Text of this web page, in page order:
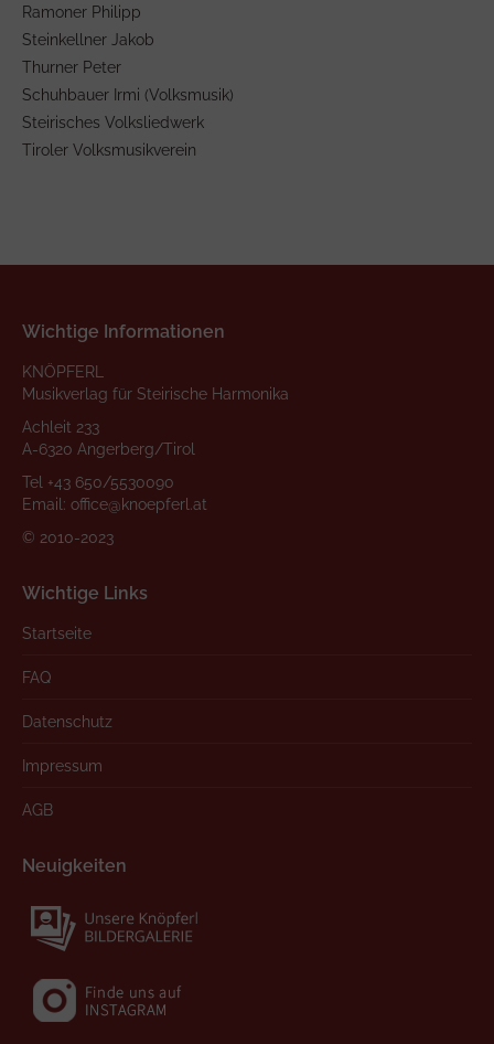
Ramoner Philipp
Steinkellner Jakob
Thurner Peter
Schuhbauer Irmi (Volksmusik)
Steirisches Volksliedwerk
Tiroler Volksmusikverein
Wichtige Informationen
KNÖPFERL
Musikverlag für Steirische Harmonika
Achleit 233
A-6320 Angerberg/Tirol
Tel +43 650/5530090
Email: office@knoepferl.at
© 2010-2023
Wichtige Links
Startseite
FAQ
Datenschutz
Impressum
AGB
Neuigkeiten